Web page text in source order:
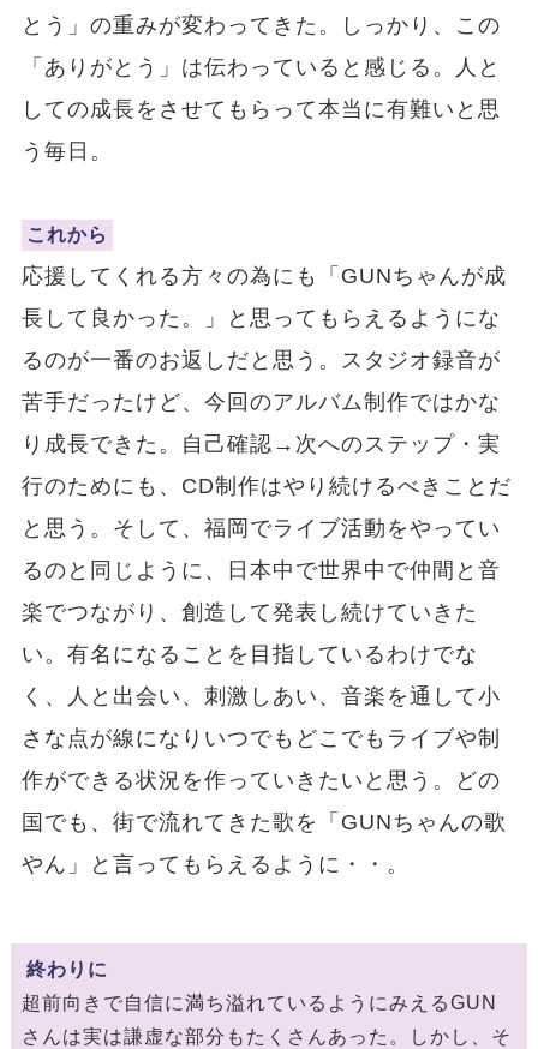
とう」の重みが変わってきた。しっかり、この
「ありがとう」は伝わっていると感じる。人と
しての成長をさせてもらって本当に有難いと思
う毎日。
これから
応援してくれる方々の為にも「GUNちゃんが成
長して良かった。」と思ってもらえるようにな
るのが一番のお返しだと思う。スタジオ録音が
苦手だったけど、今回のアルバム制作ではかな
り成長できた。自己確認→次へのステップ・実
行のためにも、CD制作はやり続けるべきことだ
と思う。そして、福岡でライブ活動をやってい
るのと同じように、日本中で世界中で仲間と音
楽でつながり、創造して発表し続けていきた
い。有名になることを目指しているわけでな
く、人と出会い、刺激しあい、音楽を通して小
さな点が線になりいつでもどこでもライブや制
作ができる状況を作っていきたいと思う。どの
国でも、街で流れてきた歌を「GUNちゃんの歌
やん」と言ってもらえるように・・。
終わりに
超前向きで自信に満ち溢れているようにみえるGUN
さんは実は謙虚な部分もたくさんあった。しかし、そ